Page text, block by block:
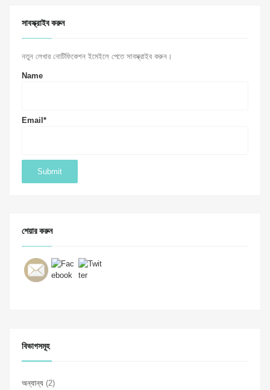
সাবস্ক্রাইব করুন
নতুন লেখার নোটিফিকেশন ইমেইলে পেতে সাবস্ক্রাইব করুন।
Name
Email*
শেয়ার করুন
বিভাগসমূহ
অন্যান্য (2)